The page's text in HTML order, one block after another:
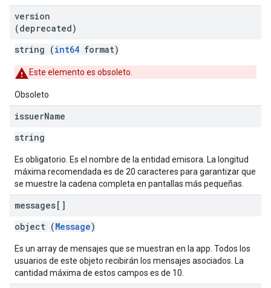
version
(deprecated)
string (int64 format)
Este elemento es obsoleto.
Obsoleto
issuerName
string
Es obligatorio. Es el nombre de la entidad emisora. La longitud
máxima recomendada es de 20 caracteres para garantizar que
se muestre la cadena completa en pantallas más pequeñas.
messages[]
object (Message)
Es un array de mensajes que se muestran en la app. Todos los
usuarios de este objeto recibirán los mensajes asociados. La
cantidad máxima de estos campos es de 10.